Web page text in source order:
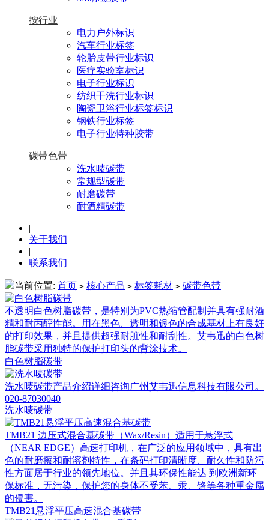
按行业
电力户外标识
汽车行业标签
轮胎皮带行业标识
医疗实验室标识
电子行业标识
纺织干洗行业标识
陶瓷卫浴行业标签标识
钢铁行业标签
电子行业特种胶带
碳带色带
洗水唛碳带
常规型碳带
耐磨碳带
耐酒精碳带
|
关于我们
|
联系我们
当前位置: 首页 > 核心产品 > 标签耗材 > 碳带色带
不透明白色树脂碳带，是特别为PVC热缩管配制并具有强耐酒
精和耐丙醇性能。用在黑色、透明和银色的合成基材上有良好
的打印效果，并且提供超强耐脏性和耐刮性。艾韦迅的白色树
脂碳带采用独特的保护打印头的背涂技术。
白色树脂碳带
洗水唛碳带产品介绍详细咨询广州艾韦迅信息科技有限公司。
020-87030040
洗水唛碳带
TMB21 边压式混合基碳带（Wax/Resin）适用于悬浮式
（NEAR EDGE）高速打印机，在广泛的应用领域中，具有出
色的耐磨擦和耐溶剂特性，在条码打印清晰度、耐久性和防污
性方面居于行业的领先地位。并且其环保性能达 到欧洲新环
保标准，无污染，保护您的身体不受苯、汞、铬等各种重金属
的侵害。
TMB21悬浮平压高速混合基碳带